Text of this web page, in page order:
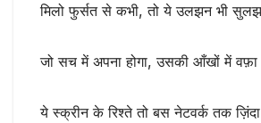
मिलो फुर्सत से कभी, तो ये उलझन भी सुलझ
जो सच में अपना होगा, उसकी आँखों में
ये स्क्रीन के रिश्ते तो बस नेटवर्क तक